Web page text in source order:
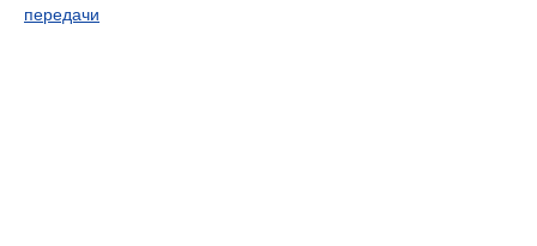
передачи